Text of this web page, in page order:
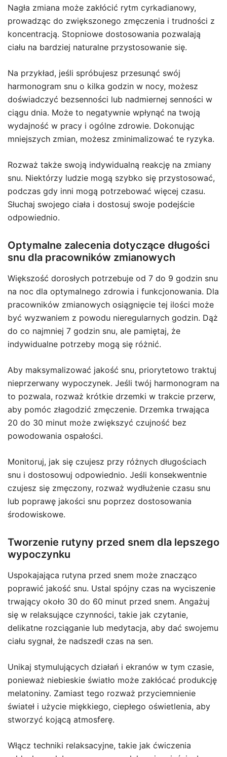
Nagła zmiana może zakłócić rytm cyrkadianowy,
prowadząc do zwiększonego zmęczenia i trudności z
koncentracją. Stopniowe dostosowania pozwalają
ciału na bardziej naturalne przystosowanie się.
Na przykład, jeśli spróbujesz przesunąć swój
harmonogram snu o kilka godzin w nocy, możesz
doświadczyć bezsenności lub nadmiernej senności w
ciągu dnia. Może to negatywnie wpłynąć na twoją
wydajność w pracy i ogólne zdrowie. Dokonując
mniejszych zmian, możesz zminimalizować te ryzyka.
Rozważ także swoją indywidualną reakcję na zmiany
snu. Niektórzy ludzie mogą szybko się przystosować,
podczas gdy inni mogą potrzebować więcej czasu.
Słuchaj swojego ciała i dostosuj swoje podejście
odpowiednio.
Optymalne zalecenia dotyczące długości
snu dla pracowników zmianowych
Większość dorosłych potrzebuje od 7 do 9 godzin snu
na noc dla optymalnego zdrowia i funkcjonowania. Dla
pracowników zmianowych osiągnięcie tej ilości może
być wyzwaniem z powodu nieregularnych godzin. Dąż
do co najmniej 7 godzin snu, ale pamiętaj, że
indywidualne potrzeby mogą się różnić.
Aby maksymalizować jakość snu, priorytetowo traktuj
nieprzerwany wypoczynek. Jeśli twój harmonogram na
to pozwala, rozważ krótkie drzemki w trakcie przerw,
aby pomóc złagodzić zmęczenie. Drzemka trwająca
20 do 30 minut może zwiększyć czujność bez
powodowania ospałości.
Monitoruj, jak się czujesz przy różnych długościach
snu i dostosowuj odpowiednio. Jeśli konsekwentnie
czujesz się zmęczony, rozważ wydłużenie czasu snu
lub poprawę jakości snu poprzez dostosowania
środowiskowe.
Tworzenie rutyny przed snem dla lepszego
wypoczynku
Uspokajająca rutyna przed snem może znacząco
poprawić jakość snu. Ustal spójny czas na wyciszenie
trwający około 30 do 60 minut przed snem. Angażuj
się w relaksujące czynności, takie jak czytanie,
delikatne rozciąganie lub medytacja, aby dać swojemu
ciału sygnał, że nadszedł czas na sen.
Unikaj stymulujących działań i ekranów w tym czasie,
ponieważ niebieskie światło może zakłócać produkcję
melatoniny. Zamiast tego rozważ przyciemnienie
świateł i użycie miękkiego, ciepłego oświetlenia, aby
stworzyć kojącą atmosferę.
Włącz techniki relaksacyjne, takie jak ćwiczenia